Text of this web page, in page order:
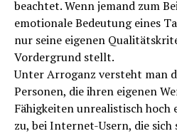
beachtet. Wenn jemand zum
emotionale Bedeutung eines
nur seine eigenen
Vordergrund stellt.
Unter Arroganz versteht man
Personen, die ihren eigenen
Fähigkeiten unrealistisch
zu, bei Internet-Usern, die